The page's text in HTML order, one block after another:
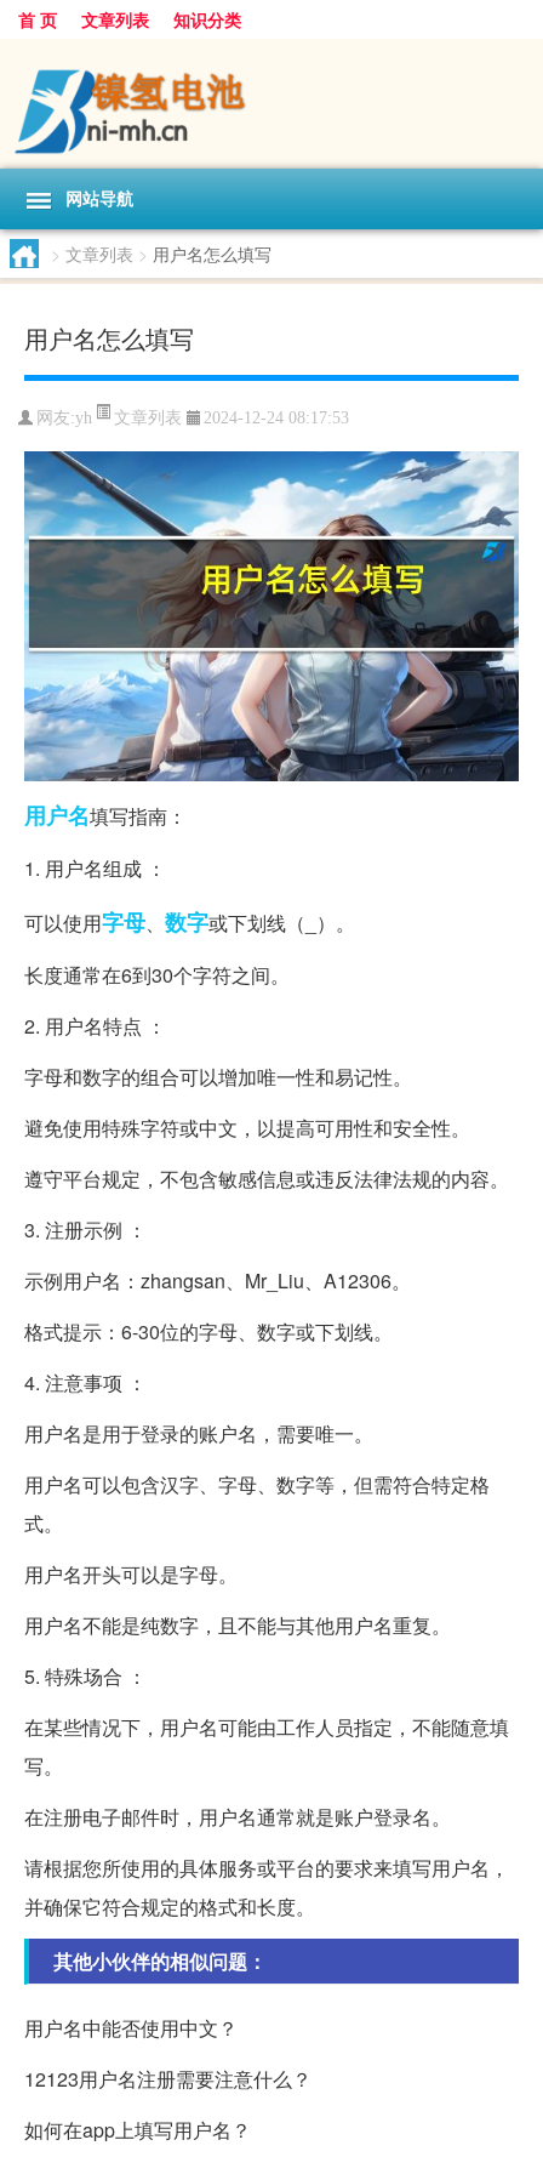
首 页 文章列表 知识分类
网站导航
> 文章列表 > 用户名怎么填写
用户名怎么填写
网友:yh 文章列表 2024-12-24 08:17:53
用户名填写指南：
1. 用户名组成 ：
可以使用字母、 数字或下划线（_）。
长度通常在6到30个字符之间。
2. 用户名特点 ：
字母和数字的组合可以增加唯一性和易记性。
避免使用特殊字符或中文，以提高可用性和安全性。
遵守平台规定，不包含敏感信息或违反法律法规的内容。
3. 注册示例 ：
示例用户名：zhangsan、Mr_Liu、A12306。
格式提示：6-30位的字母、数字或下划线。
4. 注意事项 ：
用户名是用于登录的账户名，需要唯一。
用户名可以包含汉字、字母、数字等，但需符合特定格
式。
用户名开头可以是字母。
用户名不能是纯数字，且不能与其他用户名重复。
5. 特殊场合 ：
在某些情况下，用户名可能由工作人员指定，不能随意填
写。
在注册电子邮件时，用户名通常就是账户登录名。
请根据您所使用的具体服务或平台的要求来填写用户名，
并确保它符合规定的格式和长度。
其他小伙伴的相似问题：
用户名中能否使用中文？
12123用户名注册需要注意什么？
如何在app上填写用户名？